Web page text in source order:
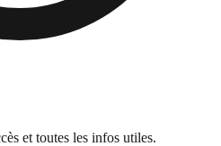
et toutes les infos utiles.